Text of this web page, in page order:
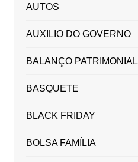
AUTOS
AUXILIO DO GOVERNO
BALANÇO PATRIMONIAL
BASQUETE
BLACK FRIDAY
BOLSA FAMÍLIA